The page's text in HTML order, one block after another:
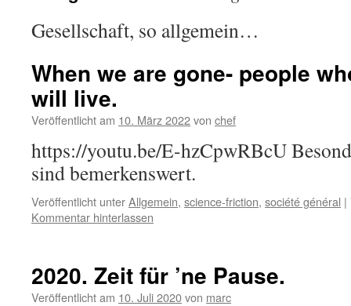
Gesellschaft, so allgemein…
When we are gone- people
will live.
Veröffentlicht am 10. März 2022von chef
https://youtu.be/E-hzCpwRBcU
sind bemerkenswert.
Veröffentlicht unterAllgemein, science-friction, société général |
Kommentar hinterlassen
2020. Zeit für ’ne Pause.
Veröffentlicht am 10. Juli 2020von marc